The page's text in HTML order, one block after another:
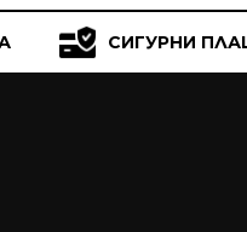
СИГУРНИ